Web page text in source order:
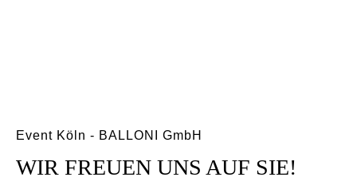
Event Köln - BALLONI GmbH
WIR FREUEN UNS AUF SIE!